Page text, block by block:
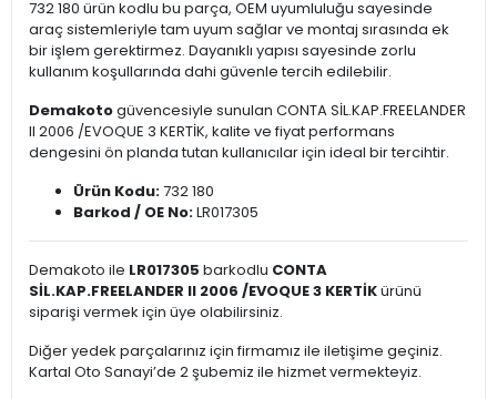
732 180 ürün kodlu bu parça, OEM uyumluluğu sayesinde
araç sistemleriyle tam uyum sağlar ve montaj sırasında ek
bir işlem gerektirmez. Dayanıklı yapısı sayesinde zorlu
kullanım koşullarında dahi güvenle tercih edilebilir.
Demakotogüvencesiyle sunulan CONTA SİL.KAP.FREELANDER
II 2006 /EVOQUE 3 KERTİK, kalite ve fiyat performans
dengesini ön planda tutan kullanıcılar için ideal bir tercihtir.
Ürün Kodu:732 180
Barkod / OE No:LR017305
Demakoto ile LR017305 barkodlu CONTA
SİL.KAP.FREELANDER II 2006 /EVOQUE 3 KERTİKürünü
siparişi vermek için üye olabilirsiniz.
Diğer yedek parçalarınız için firmamız ile iletişime geçiniz.
Kartal Oto Sanayi’de 2 şubemiz ile hizmet vermekteyiz.